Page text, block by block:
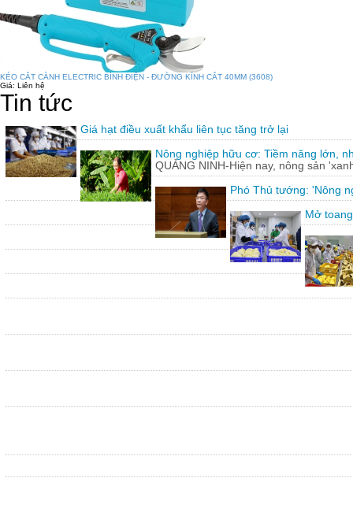
KÉO CẮT CÀNH ELECTRIC BÌNH ĐIỆN - ĐƯỜNG KÍNH CẮT 40MM (3608)
Giá: Liên hệ
Tin tức
Giá hạt điều xuất khẩu liên tục tăng trở lại
Nông nghiệp hữu cơ: Tiềm năng lớn,
QUẢNG NINH-Hiện nay, nông sản
Phó Thủ tướng: 'Nông
Mở